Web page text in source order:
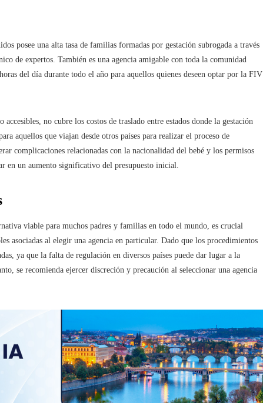
posee una alta tasa de familias formadas por gestación subrogada a través
de expertos. También es una agencia amigable con toda la comunidad
del día durante todo el año para aquellos quienes deseen optar por la FIV
no cubre los costos de traslado entre estados donde la gestación
aquellos que viajan desde otros países para realizar el proceso de
complicaciones relacionadas con la nacionalidad del bebé y los permisos
en un aumento significativo del presupuesto inicial.
viable para muchos padres y familias en todo el mundo, es crucial
asociadas al elegir una agencia en particular. Dado que los procedimientos
ya que la falta de regulación en diversos países puede dar lugar a la
se recomienda ejercer discreción y precaución al seleccionar una agencia